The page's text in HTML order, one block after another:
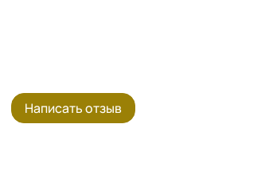
Написать отзыв